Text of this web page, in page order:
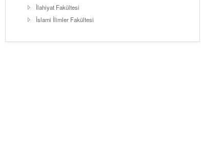
İlahiyat Fakültesi
İslami İlimler Fakültesi